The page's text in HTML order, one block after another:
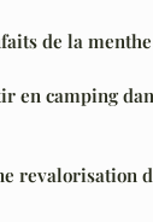
de la menthe
en camping
revalorisation